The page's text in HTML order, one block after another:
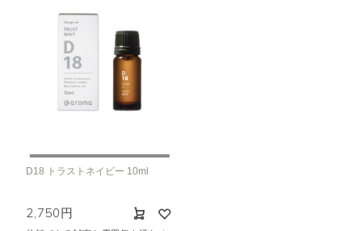
D18 トラストネイビー 10ml
2,750円